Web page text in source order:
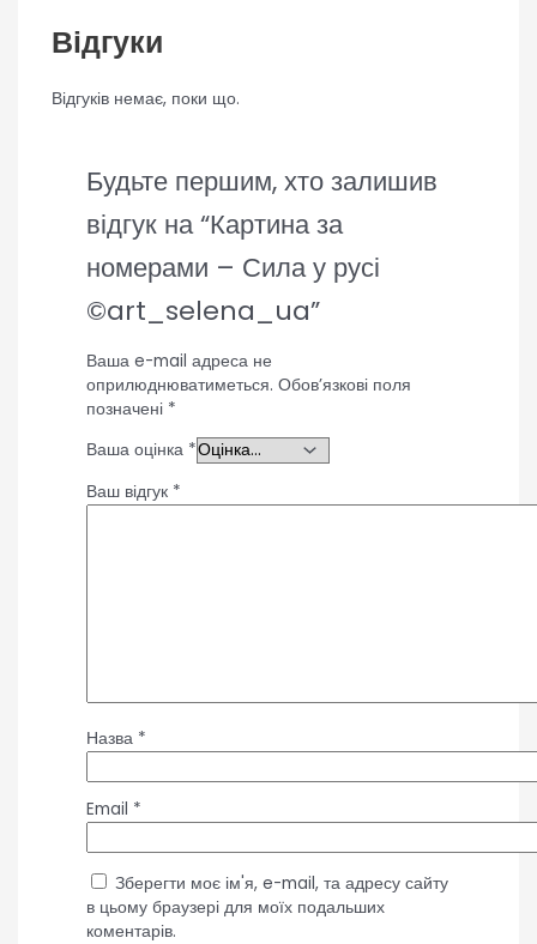
Відгуки
Відгуків немає, поки що.
Будьте першим, хто залишив
відгук на “Картина за
номерами – Сила у русі
©art_selena_ua”
Ваша e-mail адреса не
оприлюднюватиметься. Обов’язкові поля
позначені *
Ваша оцінка *
Ваш відгук *
Назва *
Email *
Зберегти моє ім'я, e-mail, та адресу сайту
в цьому браузері для моїх подальших
коментарів.